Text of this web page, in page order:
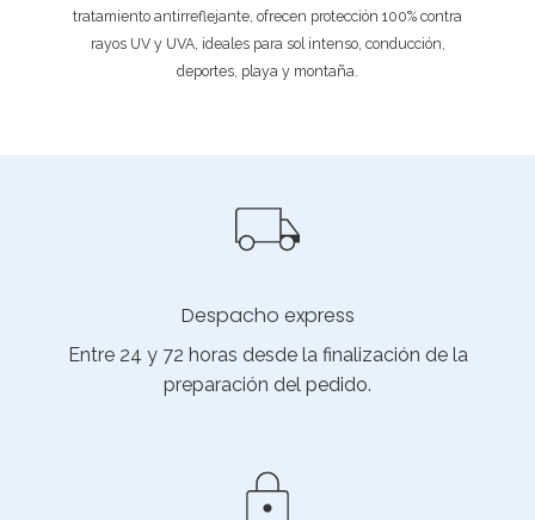
tratamiento antirreflejante, ofrecen protección 100% contra
rayos UV y UVA, ideales para sol intenso, conducción,
deportes, playa y montaña.
Despacho express
Entre 24 y 72 horas desde la finalización de la
preparación del pedido.